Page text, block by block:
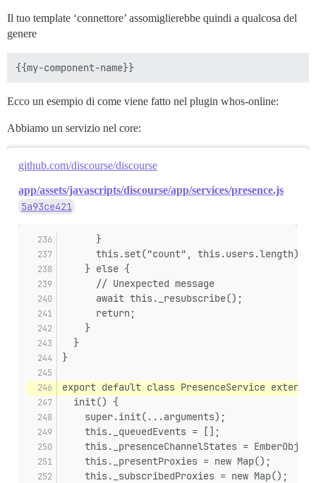
Il tuo template ‘connettore’ assomiglierebbe quindi a qualcosa del
genere
Ecco un esempio di come viene fatto nel plugin whos-online:
Abbiamo un servizio nel core:
github.com/discourse/discourse
app/assets/javascripts/discourse/app/services/presence.js
5a93ce421
      }
      this.set("count", this.users.length);
    } else {
      // Unexpected message
      await this._resubscribe();
      return;
    }
  }
}
export default class PresenceService
  init() {
    super.init(...arguments);
    this._queuedEvents = [];
this._presenceChannelStates =
    this._presentProxies = new Map();
    this._subscribedProxies = new Map();